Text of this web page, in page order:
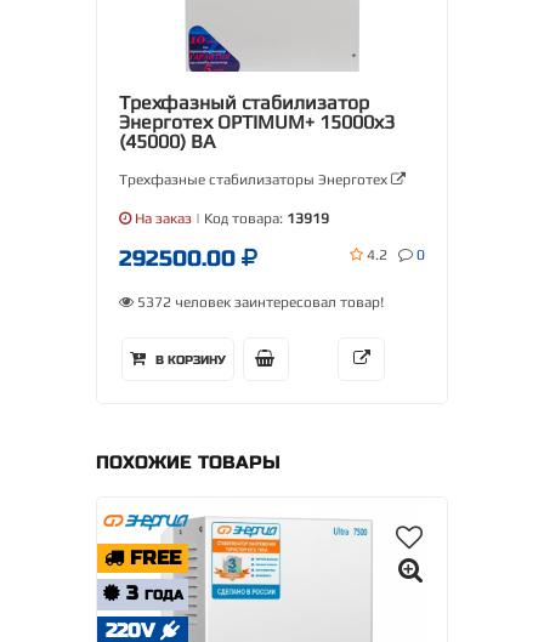
Трехфазный стабилизатор
Энерготех OPTIMUM+ 15000х3
(45000) ВА
Трехфазные стабилизаторы Энерготех
На заказ | Код товара: 13919
292500.00 4.2 0
5372 человек заинтересовал товар!
В КОРЗИНУ
ПОХОЖИЕ ТОВАРЫ
FREE
3 ГОДА
220V